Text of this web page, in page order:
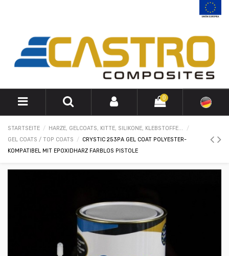
0
STARTSEITE
HARZE, GELCOATS, KITTE, SILIKONE, KLEBSTOFFE...
GEL COATS / TOP COATS
CRYSTIC 253PA GEL COAT POLYESTER-
KOMPATIBEL MIT EPOXIDHARZ FARBLOS PISTOLE